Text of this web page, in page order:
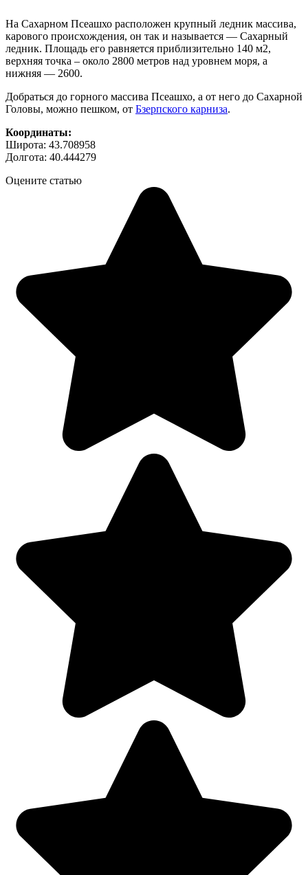
На Сахарном Псеашхо расположен крупный ледник массива,
карового происхождения, он так и называется — Сахарный
ледник. Площадь его равняется приблизительно 140 м2,
верхняя точка – около 2800 метров над уровнем моря, а
нижняя — 2600.
Добраться до горного массива Псеашхо, а от него до Сахарной
Головы, можно пешком, от Бзерпского карниза.
Координаты:
Широта: 43.708958
Долгота: 40.444279
Оцените статью